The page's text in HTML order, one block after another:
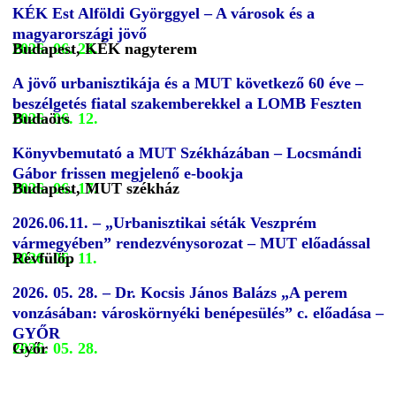
KÉK Est Alföldi Györggyel – A városok és a
magyarországi jövő
2026. 06. 24.
Budapest, KÉK nagyterem
A jövő urbanisztikája és a MUT következő 60 éve –
beszélgetés fiatal szakemberekkel a LOMB Feszten
2026. 06. 12.
Budaörs
Könyvbemutató a MUT Székházában – Locsmándi
Gábor frissen megjelenő e-bookja
2026. 06. 17.
Budapest, MUT székház
2026.06.11. – „Urbanisztikai séták Veszprém
vármegyében” rendezvénysorozat – MUT előadással
2026. 06. 11.
Révfülöp
2026. 05. 28. – Dr. Kocsis János Balázs „A perem
vonzásában: városkörnyéki benépesülés” c. előadása –
GYŐR
2026. 05. 28.
Győr